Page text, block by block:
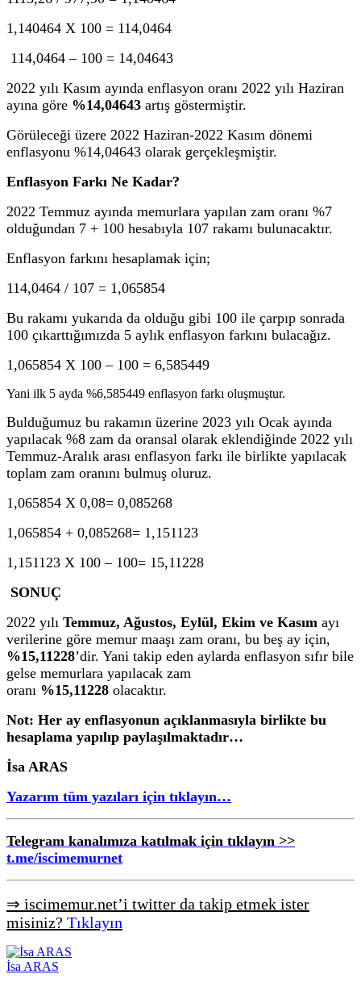
1,140464 X 100 = 114,0464
114,0464 – 100 = 14,04643
2022 yılı Kasım ayında enflasyon oranı 2022 yılı Haziran
ayına göre %14,04643 artış göstermiştir.
Görüleceği üzere 2022 Haziran-2022 Kasım dönemi
enflasyonu %14,04643 olarak gerçekleşmiştir.
Enflasyon Farkı Ne Kadar?
2022 Temmuz ayında memurlara yapılan zam oranı %7
olduğundan 7 + 100 hesabıyla 107 rakamı bulunacaktır.
Enflasyon farkını hesaplamak için;
114,0464 / 107 = 1,065854
Bu rakamı yukarıda da olduğu gibi 100 ile çarpıp sonrada
100 çıkarttığımızda 5 aylık enflasyon farkını bulacağız.
1,065854 X 100 – 100 = 6,585449
Yani ilk 5 ayda %6,585449 enflasyon farkı oluşmuştur.
Bulduğumuz bu rakamın üzerine 2023 yılı Ocak ayında
yapılacak %8 zam da oransal olarak eklendiğinde 2022 yılı
Temmuz-Aralık arası enflasyon farkı ile birlikte yapılacak
toplam zam oranını bulmuş oluruz.
1,065854 X 0,08= 0,085268
1,065854 + 0,085268= 1,151123
1,151123 X 100 – 100= 15,11228
SONUÇ
2022 yılı Temmuz, Ağustos, Eylül, Ekim ve Kasım ayı
verilerine göre memur maaşı zam oranı, bu beş ay için,
%15,11228’dir. Yani takip eden aylarda enflasyon sıfır bile
gelse memurlara yapılacak zam
oranı %15,11228 olacaktır.
Not: Her ay enflasyonun açıklanmasıyla birlikte bu
hesaplama yapılıp paylaşılmaktadır…
İsa ARAS
Yazarım tüm yazıları için tıklayın…
Telegram kanalımıza katılmak için tıklayın >>
t.me/iscimemurnet
⇒ iscimemur.net’i twitter da takip etmek ister
misiniz? Tıklayın
İsa ARAS